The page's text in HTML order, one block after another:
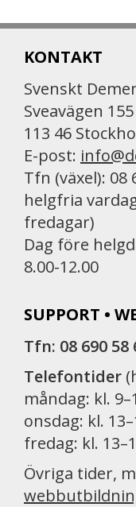
KONTAKT
Svenskt
Sveavägen 155
113 46
E-post:
Tfn (växel): 08
helgfria
fredagar)
Dag före
8.00-12.00
SUPPORT •
Tfn: 08 690 58
Telefontider
måndag: kl.
onsdag: kl.
fredag: kl.
Övriga tider,